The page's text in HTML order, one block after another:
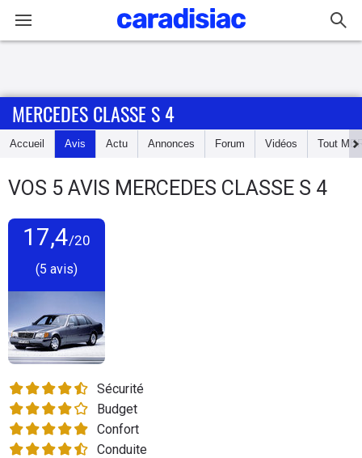
Accueil
Essais
Guide
Utilitaires
Flottes
Auto
Services
MERCEDES CLASSE S 4
Accueil Avis Actu Annonces Forum Vidéos Tout
VOS 5 AVIS MERCEDES CLASSE S 4
17,4/20
(5 avis)
Sécurité
Budget
Confort
Conduite